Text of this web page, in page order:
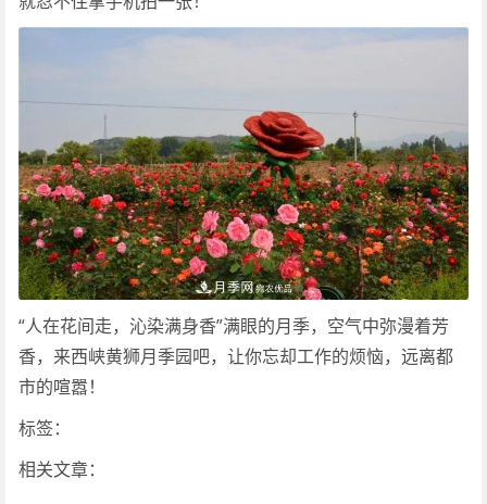
“人在花间走，沁染满身香”满眼的月季，空气中弥漫着芳
香，来西峡黄狮月季园吧，让你忘却工作的烦恼，远离都
市的喧嚣！
标签：
相关文章：